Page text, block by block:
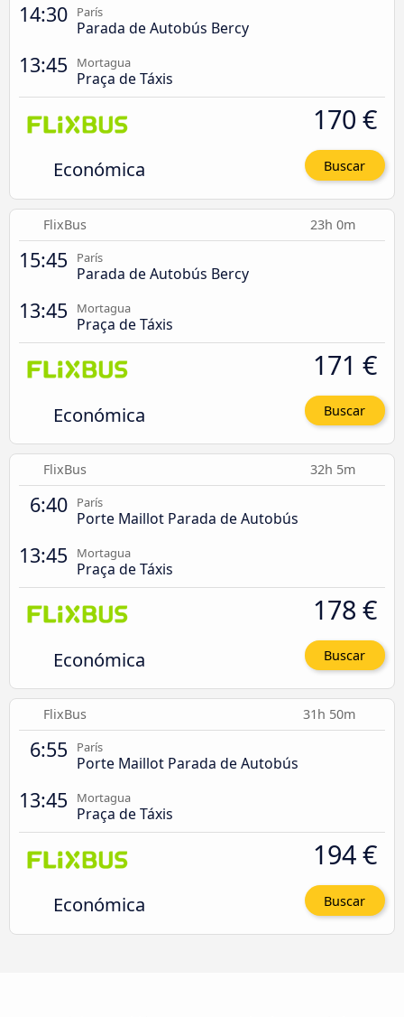
14:30 París
Parada de Autobús Bercy
13:45 Mortagua
Praça de Táxis
Económica
170 €
Buscar
FlixBus 23h 0m
15:45 París
Parada de Autobús Bercy
13:45 Mortagua
Praça de Táxis
Económica
171 €
Buscar
FlixBus 32h 5m
6:40 París
Porte Maillot Parada de Autobús
13:45 Mortagua
Praça de Táxis
Económica
178 €
Buscar
FlixBus 31h 50m
6:55 París
Porte Maillot Parada de Autobús
13:45 Mortagua
Praça de Táxis
Económica
194 €
Buscar